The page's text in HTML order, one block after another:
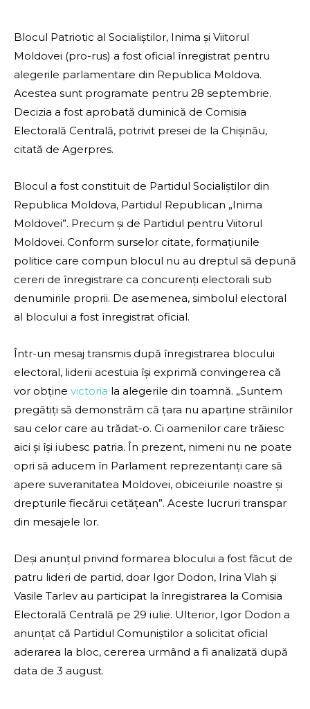
Blocul Patriotic al Socialiștilor, Inima și Viitorul
Moldovei (pro-rus) a fost oficial înregistrat pentru
alegerile parlamentare din Republica Moldova.
Acestea sunt programate pentru 28 septembrie.
Decizia a fost aprobată duminică de Comisia
Electorală Centrală, potrivit presei de la Chișinău,
citată de Agerpres.
Blocul a fost constituit de Partidul Socialiștilor din
Republica Moldova, Partidul Republican „Inima
Moldovei”. Precum și de Partidul pentru Viitorul
Moldovei. Conform surselor citate, formațiunile
politice care compun blocul nu au dreptul să depună
cereri de înregistrare ca concurenți electorali sub
denumirile proprii. De asemenea, simbolul electoral
al blocului a fost înregistrat oficial.
Într-un mesaj transmis după înregistrarea blocului
electoral, liderii acestuia își exprimă convingerea că
vor obține victoria la alegerile din toamnă. „Suntem
pregătiți să demonstrăm că țara nu aparține străinilor
sau celor care au trădat-o. Ci oamenilor care trăiesc
aici și își iubesc patria. În prezent, nimeni nu ne poate
opri să aducem în Parlament reprezentanți care să
apere suveranitatea Moldovei, obiceiurile noastre și
drepturile fiecărui cetățean”. Aceste lucruri transpar
din mesajele lor.
Deși anunțul privind formarea blocului a fost făcut de
patru lideri de partid, doar Igor Dodon, Irina Vlah și
Vasile Tarlev au participat la înregistrarea la Comisia
Electorală Centrală pe 29 iulie. Ulterior, Igor Dodon a
anunțat că Partidul Comuniștilor a solicitat oficial
aderarea la bloc, cererea urmând a fi analizată după
data de 3 august.